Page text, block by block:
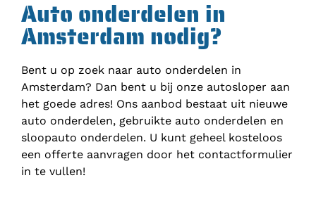
Auto onderdelen in
Amsterdam nodig?
Bent u op zoek naar auto onderdelen in
Amsterdam? Dan bent u bij onze autosloper aan
het goede adres! Ons aanbod bestaat uit nieuwe
auto onderdelen, gebruikte auto onderdelen en
sloopauto onderdelen. U kunt geheel kosteloos
een offerte aanvragen door het contactformulier
in te vullen!